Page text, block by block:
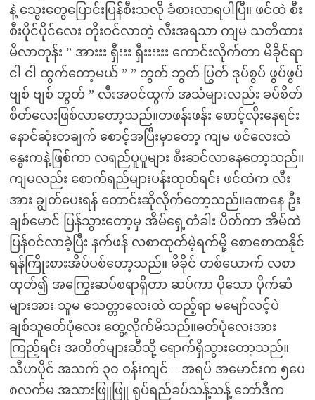
နဲ့ သွေးတွေပြောင်းပြန်စီးသလို ခံစားလာရပါပြီ။ ဖင်ထဲ စီး
စီးပိုင်ပိုင်လေး တိုးဝင်လာတဲ့ လီးအရသာ ကျမ သတိထား
မိလာတုန်း ” အားးး ရှီးးး ရှီးးးးးး ကောင်းလိုက်တာ မိခိုင်ရာ
ငါ ငါ ထွက်တော့မယ် ” ” ဘွတ် ဘွတ် ပြွတ် ဒုပ်စွပ် ဖွပ်ဖွပ်
ဗျစ် ဗျစ် ဘွတ် ” လီးအဝင်ထွက် အသံများလည်း ခပ်စိတ်
စိတ်လေးဖြစ်လာတော့သည်။တဖန်းဖန်း စောင့်လိုးနေရင်း
နောင်ဆုံးတချက် စောင့်အပြီးမှာတော့ ကျမ ဖင်လေးထဲ
နွေးကနဲ့ဖြစ်ကာ လရည်ပူပူများ စီးဆင်လာနေတော့သည်။
ကျမလည်း စောက်ရည်များပန်းထုတ်ရင်း ဖင်ထဲက လီး
အား ချွတ်ပေးရန် တောင်းဆိုလိုက်တော့သည်။ခဏနေ ဦး
ချစ်မောင် ပြန်သွားတော့မှ အိမ်ရှေ့တံခါး ပိတ်ကာ အိမ်ထဲ
ပြန်ဝင်လာခဲ့ပြီး နက်ဖန် လစာထုတ်မဲ့ရက်မို့ စောစောထနိုင်
ရန်ကြိုးစားအိပ်ပစ်တော့သည်။ မိခိုင် တစ်ယောက် လစာ
ထုတ်၍ အကြွေးဆပ်စရာရှိတာ ဆပ်ကာ ပိုသော ပိုက်ဆံ
များအား သူမ သေတ္တာလေးထဲ ထည့်ရာ မမျော်လင့်ပဲ
ချစ်သူဓတ်ပုံလေး တွေ့လိုက်မိသည်။ဓတ်ပုံလေးအား
ကြည့်ရင်း အတိတ်များဆီသို့ ရောက်ရှိသွားတော့သည်။
သီဟပိုင် အသက် ၃၀ ဝန်းကျင် – အရပ် အမောင်းက ၅ပေ
၈လက်မ အသားဖြူဖြူ ရုပ်ရည်ခပ်သန့်သန့် ဘော်ဒီက